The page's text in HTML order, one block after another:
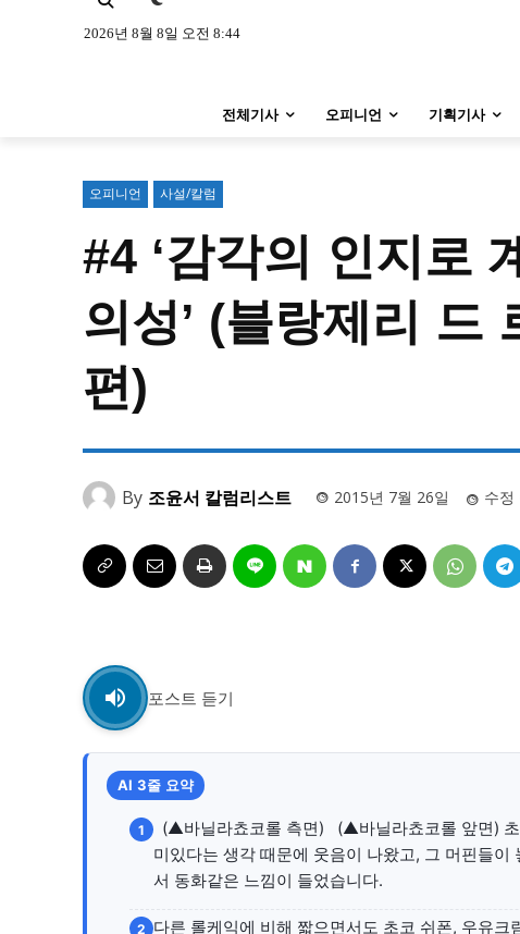
시 문학 (문학산책)
지역 & 글로벌 뉴스
서울전역 인천지역 경기지역 강원
ENG 中文 日文
자유게시판
서비스 & 앱
멤버십 소개 이니셔티브 커리어
시 문학 (문학산책)
지역 & 글로벌 뉴스
서울전역 인천지역 경기지역 강원
ENG 中文 日文
자유게시판
서비스 & 앱
2026년 8월 8일 오전 8:44
전체기사 오피니언 기획기사
오피니언 사설/칼럼
#4 ‘감각의 인지로
의성’ (블랑제리 드
편)
By 조윤서 칼럼리스트 2015년 7월 26일 수정
포스트 듣기
AI 3줄 요약
1
(▲바닐라쵸코롤 측면) ​ ​ (▲바닐라쵸코롤 앞면)
미있다는 생각 때문에 웃음이 나왔고, 그 머핀들
서 동화같은 느낌이 들었습니다.
2 다른 롤케익에 비해 짧으면서도 초코 쉬폰, 우유